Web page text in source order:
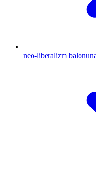
neo-liberalizm